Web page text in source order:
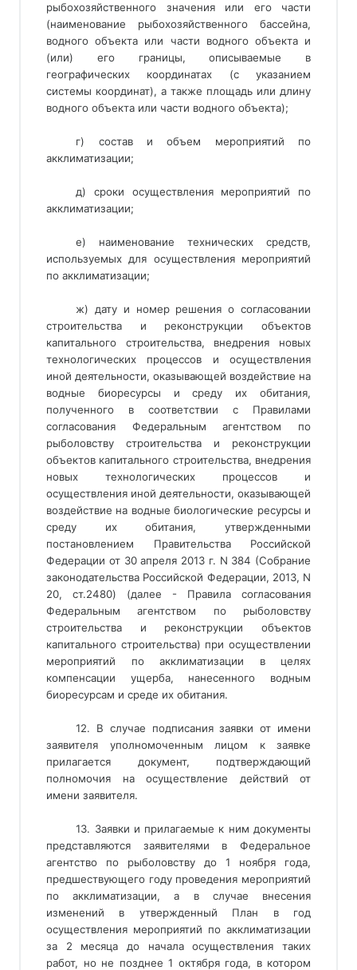
рыбохозяйственного значения или его части
(наименование рыбохозяйственного бассейна,
водного объекта или части водного объекта и
(или) его границы, описываемые в
географических координатах (с указанием
системы координат), а также площадь или длину
водного объекта или части водного объекта);
г) состав и объем мероприятий по
акклиматизации;
д) сроки осуществления мероприятий по
акклиматизации;
е) наименование технических средств,
используемых для осуществления мероприятий
по акклиматизации;
ж) дату и номер решения о согласовании
строительства и реконструкции объектов
капитального строительства, внедрения новых
технологических процессов и осуществления
иной деятельности, оказывающей воздействие на
водные биоресурсы и среду их обитания,
полученного в соответствии с Правилами
согласования Федеральным агентством по
рыболовству строительства и реконструкции
объектов капитального строительства, внедрения
новых технологических процессов и
осуществления иной деятельности, оказывающей
воздействие на водные биологические ресурсы и
среду их обитания, утвержденными
постановлением Правительства Российской
Федерации от 30 апреля 2013 г. N 384 (Собрание
законодательства Российской Федерации, 2013, N
20, ст.2480) (далее - Правила согласования
Федеральным агентством по рыболовству
строительства и реконструкции объектов
капитального строительства) при осуществлении
мероприятий по акклиматизации в целях
компенсации ущерба, нанесенного водным
биоресурсам и среде их обитания.
12. В случае подписания заявки от имени
заявителя уполномоченным лицом к заявке
прилагается документ, подтверждающий
полномочия на осуществление действий от
имени заявителя.
13. Заявки и прилагаемые к ним документы
представляются заявителями в Федеральное
агентство по рыболовству до 1 ноября года,
предшествующего году проведения мероприятий
по акклиматизации, а в случае внесения
изменений в утвержденный План в год
осуществления мероприятий по акклиматизации
за 2 месяца до начала осуществления таких
работ, но не позднее 1 октября года, в котором